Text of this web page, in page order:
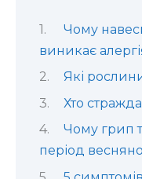
Чому
виникає
Які
Хто
Чому грип
період